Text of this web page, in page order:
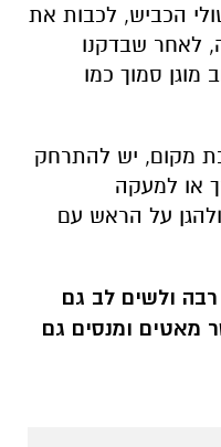
הכביש, לכבות את
לאחר שבדקנו
מוגן סמוך כמו
מקום, יש להתרחק
או למעקה
על הראש עם
רבה ולשים לב גם
מאטים ומנסים גם